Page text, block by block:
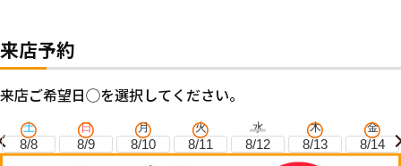
来店予約
来店ご希望日◯を選択してください。
土
8/8
日
8/9
月
8/10
火
8/11
水
8/12
木
8/13
金
8/14